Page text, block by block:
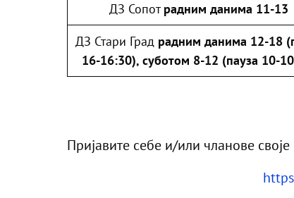
ДЗ Сопотрадним данима 11-13
ДЗ Стари Град радним данима 12-18
16-16:30), суботом 8-12 (пауза 10-
Пријавите себе и/или чланове